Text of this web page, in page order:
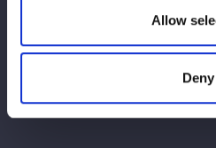
Allow
Deny
道場などを巡り心身を鍛
身を発表。2025年12月29
匠”葉月を相手に正式デビュ